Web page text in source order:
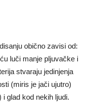
obično zavisi od:
luči manje pljuvačke i
stvaraju jedinjenja
(miris je jači ujutro)
glad kod nekih ljudi.